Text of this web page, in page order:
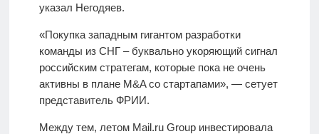
указал Негодяев.
«Покупка западным гигантом разработки
команды из СНГ – буквально укоряющий сигнал
российским стратегам, которые пока не очень
активны в плане M&A со стартапами», — сетует
представитель ФРИИ.
Между тем, летом Mail.ru Group инвестировала